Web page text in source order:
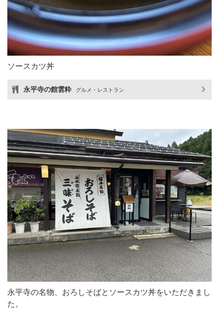
ソースカツ丼
永平寺の館雲粋 グルメ・レストラン
永平寺の名物、おろしそばとソースカツ丼をいただきまし
た。